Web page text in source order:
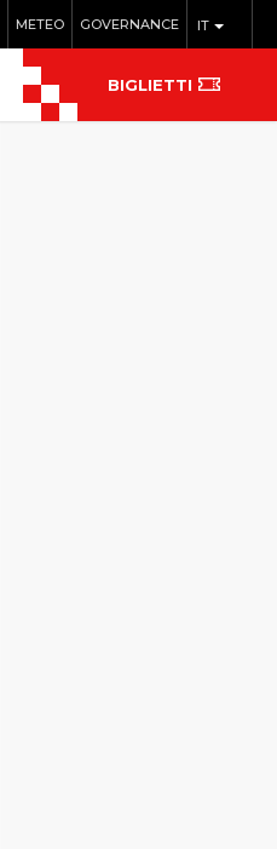
IT
METEO GOVERNANCE
BIGLIETTI